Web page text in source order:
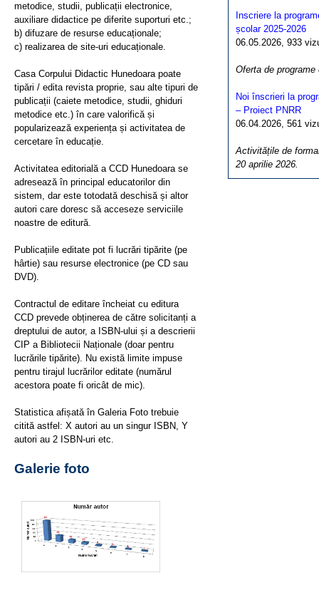
Inscriere la
școlar 2025-2026
06.05.2026, 933
Oferta de programe
Noi înscrieri la
– Proiect PNRR
06.04.2026, 561
Activitățile de
20 aprilie 2026.
metodice, studii, publicații electronice,
auxiliare didactice pe diferite suporturi etc.;
b) difuzare de resurse educaționale;
c) realizarea de site-uri educaționale.
Casa Corpului Didactic Hunedoara poate
tipări / edita revista proprie, sau alte tipuri de
publicații (caiete metodice, studii, ghiduri
metodice etc.) în care valorifică și
popularizează experiența și activitatea de
cercetare în educație.
Activitatea editorială a CCD Hunedoara se
adresează în principal educatorilor din
sistem, dar este totodată deschisă și altor
autori care doresc să acceseze serviciile
noastre de editură.
Publicațiile editate pot fi lucrări tipărite (pe
hârtie) sau resurse electronice (pe CD sau
DVD).
Contractul de editare încheiat cu editura
CCD prevede obținerea de către solicitanți a
dreptului de autor, a ISBN-ului și a descrierii
CIP a Bibliotecii Naționale (doar pentru
lucrările tipărite). Nu există limite impuse
pentru tirajul lucrărilor editate (numărul
acestora poate fi oricât de mic).
Statistica afișată în Galeria Foto trebuie
citită astfel: X autori au un singur ISBN, Y
autori au 2 ISBN-uri etc.
Galerie foto